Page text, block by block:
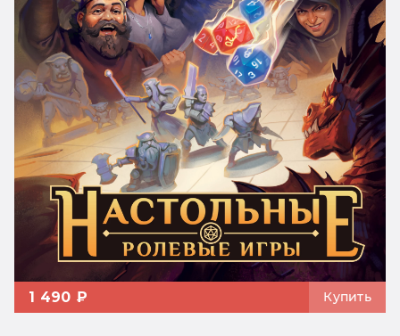
1 490 ₽ Купить